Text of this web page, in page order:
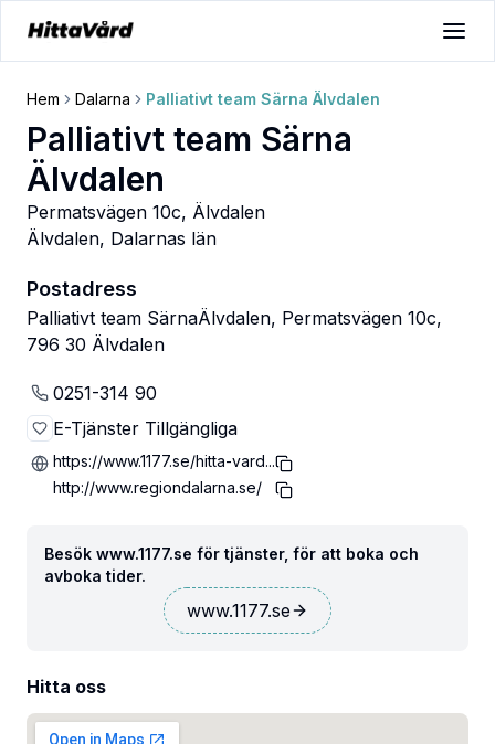
Hem Dalarna Palliativt team Särna Älvdalen
Palliativt team Särna
Älvdalen
Permatsvägen 10c, Älvdalen
Älvdalen, Dalarnas län
Postadress
Palliativt team SärnaÄlvdalen, Permatsvägen 10c,
796 30 Älvdalen
0251-314 90
E-Tjänster Tillgängliga
https://www.1177.se/hitta-vard...
http://www.regiondalarna.se/
Besök www.1177.se för tjänster, för att boka och
avboka tider.
www.1177.se
Hitta oss